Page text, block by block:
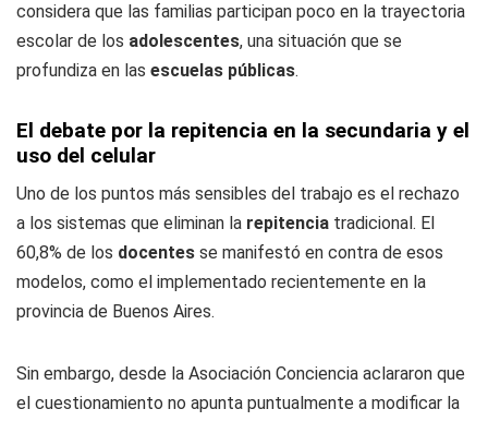
considera que las familias participan poco en la trayectoria
escolar de los adolescentes, una situación que se
profundiza en las escuelas públicas.
El debate por la repitencia en la secundaria y el
uso del celular
Uno de los puntos más sensibles del trabajo es el rechazo
a los sistemas que eliminan la repitencia tradicional. El
60,8% de los docentes se manifestó en contra de esos
modelos, como el implementado recientemente en la
provincia de Buenos Aires.
Sin embargo, desde la Asociación Conciencia aclararon que
el cuestionamiento no apunta puntualmente a modificar la